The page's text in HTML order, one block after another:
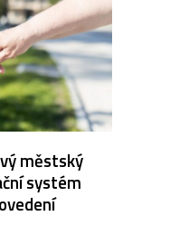
městský
systém